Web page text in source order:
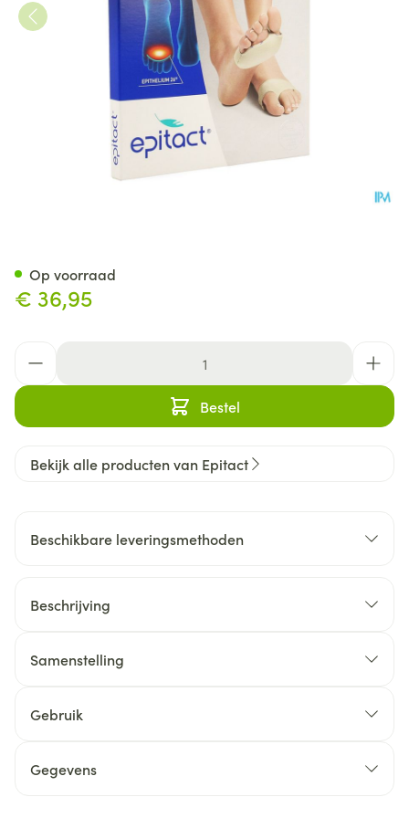
€ 36,95
Bestel
Op voorraad
Bekijk alle producten van Epitact
Beschikbare leveringsmethoden
Beschrijving
Samenstelling
Gebruik
Gegevens